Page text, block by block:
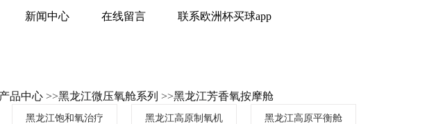
新闻中心 在线留言 联系欧洲杯买球app
品中心 >>黑龙江微压氧舱系列 >>黑龙江芳香氧按摩舱
黑龙江饱和氧治疗 黑龙江高原制氧机 黑龙江高原平衡舱